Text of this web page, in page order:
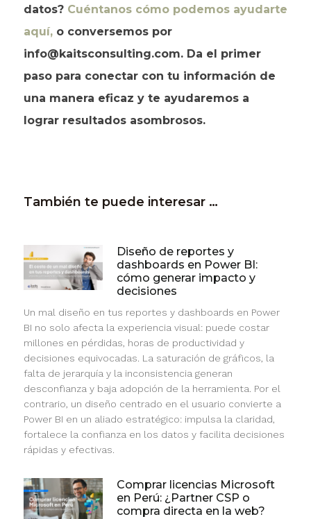
datos? Cuéntanos cómo podemos ayudarte
aquí,o conversemos por
info@kaitsconsulting.com. Da el primer
paso para conectar con tu información de
una manera eficaz y te ayudaremos a
lograr resultados asombrosos.
También te puede interesar …
Diseño de reportes y
dashboards en Power BI:
cómo generar impacto y
decisiones
Un mal diseño en tus reportes y dashboards en Power
BI no solo afecta la experiencia visual: puede costar
millones en pérdidas, horas de productividad y
decisiones equivocadas. La saturación de gráficos, la
falta de jerarquía y la inconsistencia generan
desconfianza y baja adopción de la herramienta. Por el
contrario, un diseño centrado en el usuario convierte a
Power BI en un aliado estratégico: impulsa la claridad,
fortalece la confianza en los datos y facilita decisiones
rápidas y efectivas.
Comprar licencias Microsoft
en Perú: ¿Partner CSP o
compra directa en la web?